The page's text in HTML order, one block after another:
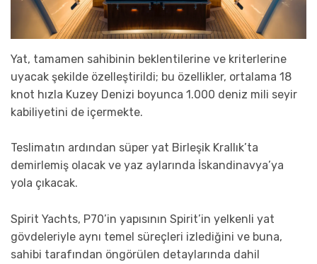
Yat, tamamen sahibinin beklentilerine ve kriterlerine
uyacak şekilde özelleştirildi; bu özellikler, ortalama 18
knot hızla Kuzey Denizi boyunca 1.000 deniz mili seyir
kabiliyetini de içermekte.
Teslimatın ardından süper yat Birleşik Krallık’ta
demirlemiş olacak ve yaz aylarında İskandinavya’ya
yola çıkacak.
Spirit Yachts, P70’in yapısının Spirit’in yelkenli yat
gövdeleriyle aynı temel süreçleri izlediğini ve buna,
sahibi tarafından öngörülen detaylarında dahil